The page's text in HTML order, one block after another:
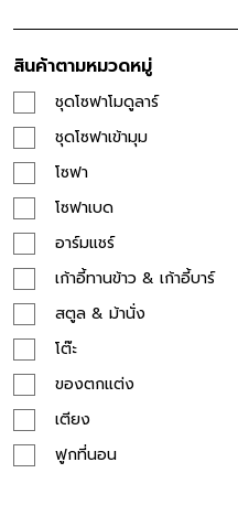
สินค้าตามหมวดหมู่
ชุดโซฟาโมดูลาร์
ชุดโซฟาเข้ามุม
โซฟา
โซฟาเบด
อาร์มแชร์
เก้าอี้ทานข้าว & เก้าอี้บาร์
สตูล & ม้านั่ง
โต๊ะ
ของตกแต่ง
เตียง
ฟูกที่นอน